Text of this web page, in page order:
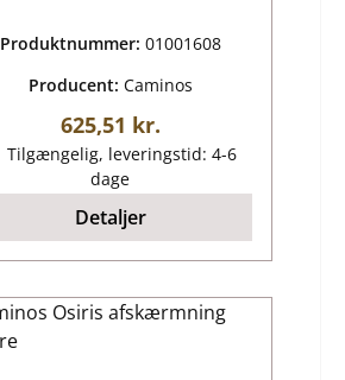
Produktnummer: 01001608
Producent: Caminos
Almindelig pris:
625,51 kr.
Tilgængelig, leveringstid: 4-6
dage
Detaljer